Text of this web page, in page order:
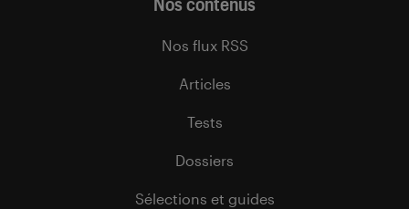
Nos flux RSS
Articles
Tests
Dossiers
Sélections et guides